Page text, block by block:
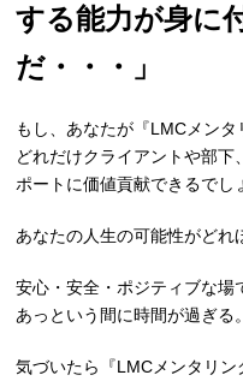
する能力が身に
だ・・・」
もし、あなたが『LMCメンタ
どれだけクライアントや部
ポートに価値貢献できるでし
あなたの人生の可能性がどれ
安心・安全・ポジティブな場
あっという間に時間が過ぎる。
気づいたら『LMCメンタリ